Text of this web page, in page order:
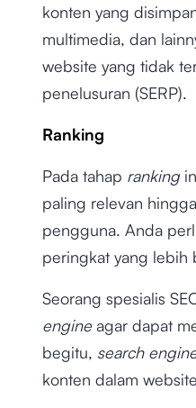
konten yang
multimedia, dan
website yang tidak
penelusuran (SERP).
Ranking
Pada tahap ranking
paling relevan
pengguna. Anda
peringkat yang lebih
Seorang spesialis
engineagar dapat
begitu, search
konten dalam